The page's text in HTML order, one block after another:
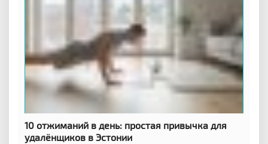
10 отжиманий в день: простая привычка для
удалёнщиков в Эстонии